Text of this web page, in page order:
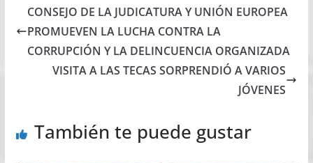
CONSEJO DE LA JUDICATURA Y UNIÓN EUROPEA
PROMUEVEN LA LUCHA CONTRA LA
CORRUPCIÓN Y LA DELINCUENCIA ORGANIZADA
VISITA A LAS TECAS SORPRENDIÓ A VARIOS
JÓVENES
También te puede gustar